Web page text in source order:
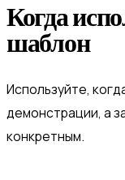
Когда
шаблон
Используйте,
демонстрации, а
конкретным.